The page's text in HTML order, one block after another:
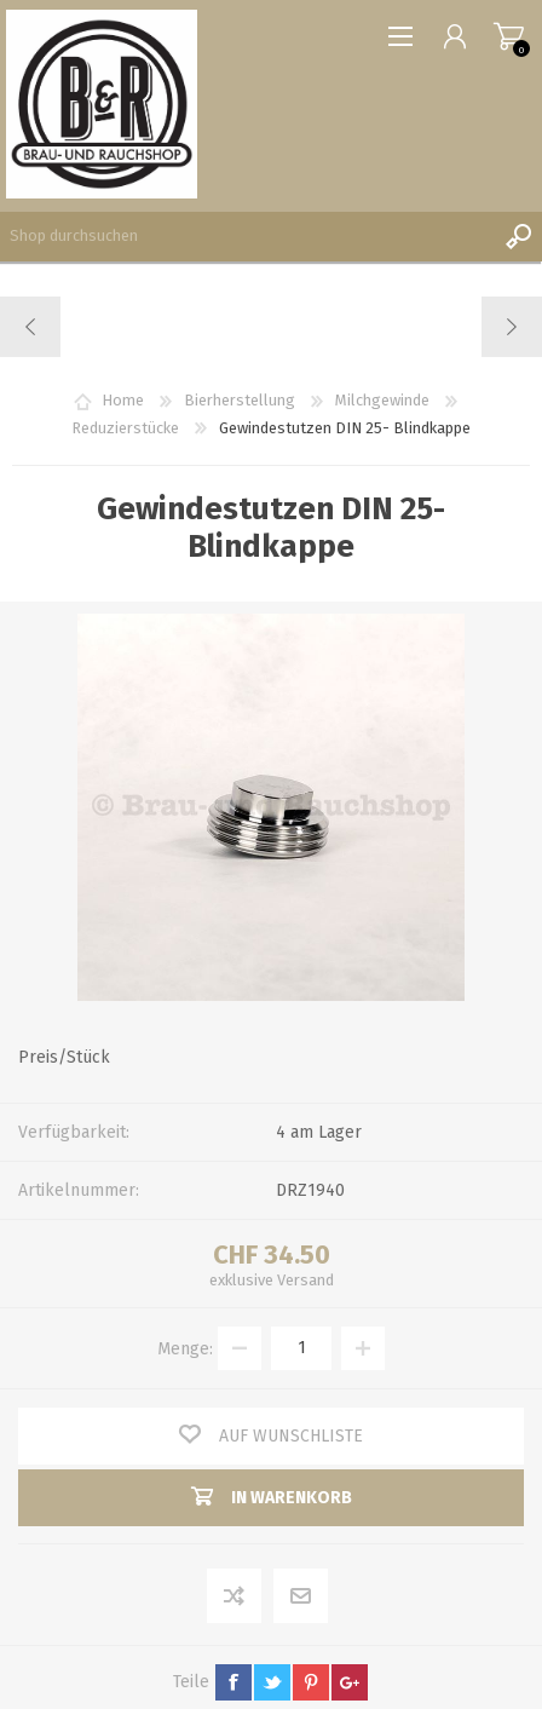
WUNSCHLISTE
0
Home Bierherstellung
Milchgewinde
Reduzierstücke
Gewindestutzen DIN 25- Blindkappe
Gewindestutzen DIN 25-
Blindkappe
Preis/Stück
Verfügbarkeit: 4 am Lager
Artikelnummer: DRZ1940
CHF 34.50
exklusive Versand
Menge:
AUF WUNSCHLISTE
IN WARENKORB
Teile